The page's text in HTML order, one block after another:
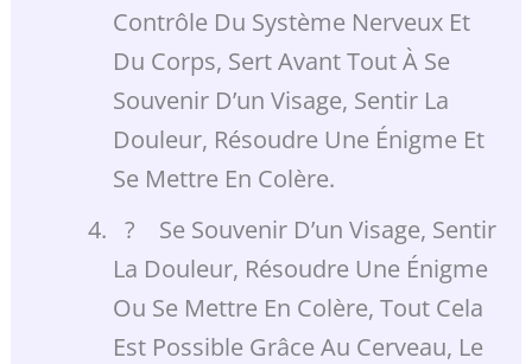
Contrôle Du Système Nerveux Et
Du Corps, Sert Avant Tout À Se
Souvenir D’un Visage, Sentir La
Douleur, Résoudre Une Énigme Et
Se Mettre En Colère.
? Se Souvenir D’un Visage, Sentir
La Douleur, Résoudre Une Énigme
Ou Se Mettre En Colère, Tout Cela
Est Possible Grâce Au Cerveau, Le